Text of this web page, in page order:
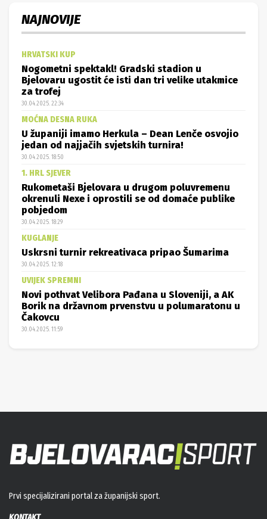
NAJNOVIJE
HRVATSKI KUP
Nogometni spektakl! Gradski stadion u
Bjelovaru ugostit će isti dan tri velike utakmice
za trofej
30.04.2025. 22:34
MOĆNA DESNA RUKA
U županiji imamo Herkula – Dean Lenče osvojio
jedan od najjačih svjetskih turnira!
30.04.2025. 18:50
1. HRL SJEVER
Rukometaši Bjelovara u drugom poluvremenu
okrenuli Nexe i oprostili se od domaće publike
pobjedom
30.04.2025. 18:29
KUGLANJE
Uskrsni turnir rekreativaca pripao Šumarima
30.04.2025. 12:18
UVIJEK SPREMNI
Novi pothvat Velibora Pađana u Sloveniji, a AK
Borik na državnom prvenstvu u polumaratonu u
Čakovcu
30.04.2025. 11:59
Prvi specijalizirani portal za županijski sport.